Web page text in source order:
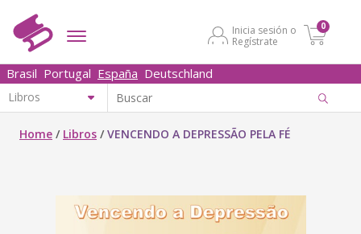
Inicia sesión o
Regístrate
0
Brasil Portugal España Deutschland
Home / Libros /VENCENDO A DEPRESSÃO PELA FÉ